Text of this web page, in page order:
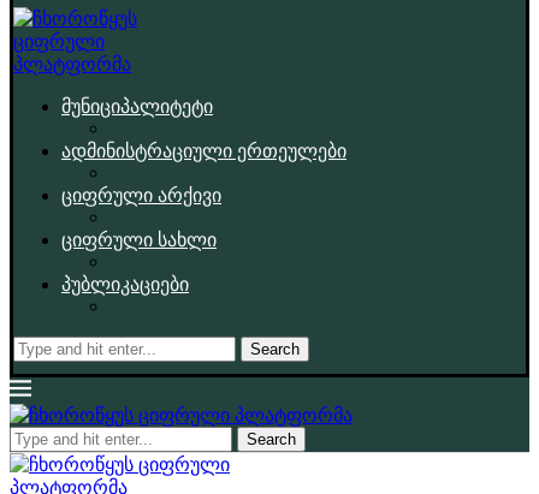
მუნიციპალიტეტი
ადმინისტრაციული ერთეულები
ციფრული არქივი
ციფრული სახლი
პუბლიკაციები
Search
Search